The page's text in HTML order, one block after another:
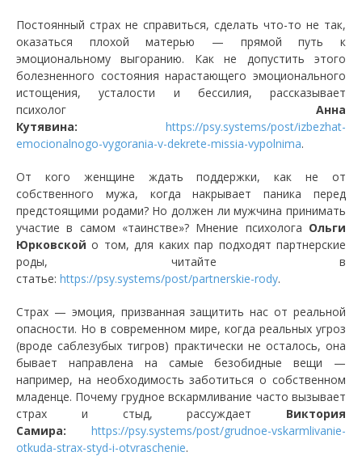
Постоянный страх не справиться, сделать что-то не так,
оказаться плохой матерью — прямой путь к
эмоциональному выгоранию. Как не допустить этого
болезненного состояния нарастающего эмоционального
истощения, усталости и бессилия, рассказывает
психолог Анна
Кутявина:
https://psy.systems/post/izbezhat-
emocionalnogo-vygorania-v-dekrete-missia-vypolnima.
От кого женщине ждать поддержки, как не от
собственного мужа, когда накрывает паника перед
предстоящими родами? Но должен ли мужчина принимать
участие в самом «таинстве»? Мнение психолога Ольги
Юрковской о том, для каких пар подходят партнерские
роды, читайте в
статье: https://psy.systems/post/partnerskie-rody.
Страх — эмоция, призванная защитить нас от реальной
опасности. Но в современном мире, когда реальных угроз
(вроде саблезубых тигров) практически не осталось, она
бывает направлена на самые безобидные вещи —
например, на необходимость заботиться о собственном
младенце. Почему грудное вскармливание часто вызывает
страх и стыд, рассуждает Виктория
Самира:
https://psy.systems/post/grudnoe-vskarmlivanie-
otkuda-strax-styd-i-otvraschenie.